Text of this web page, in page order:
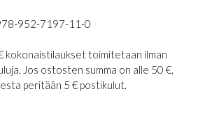
952-7197-11-0
kokonaistilaukset toimitetaan ilman
Jos ostosten summa on alle 50 €,
peritään 5 € postikulut.